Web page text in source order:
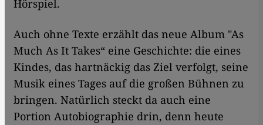
Hörspiel.
Auch ohne Texte erzählt das neue Album "As
Much As It Takes“ eine Geschichte: die eines
Kindes, das hartnäckig das Ziel verfolgt, seine
Musik eines Tages auf die großen Bühnen zu
bringen. Natürlich steckt da auch eine
Portion Autobiographie drin, denn heute